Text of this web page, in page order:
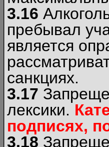
3.16
пребывал
является
санкциях.
3.17
лексики.
подписях,
3.18